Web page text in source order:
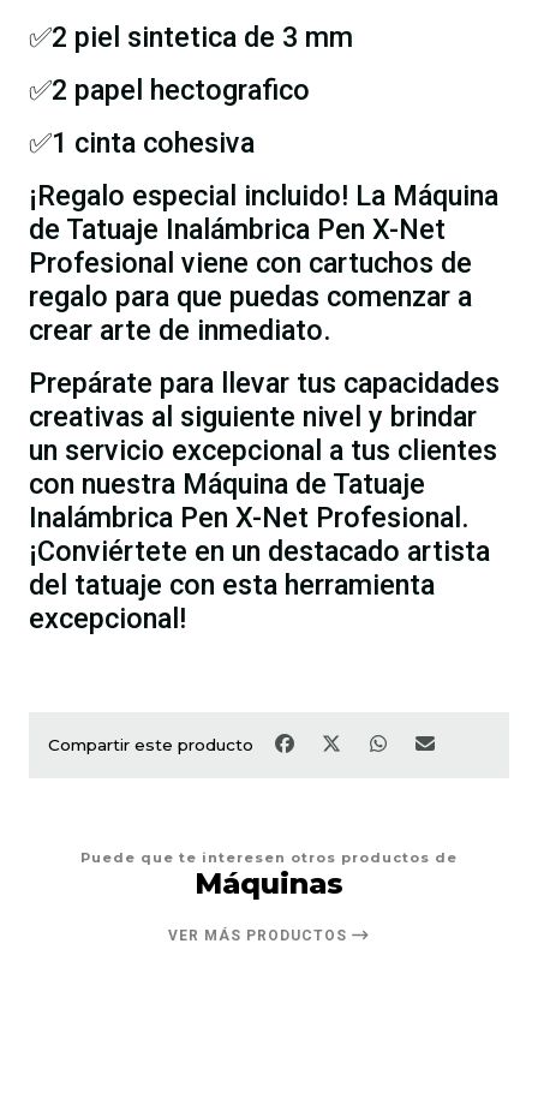
✅2 piel sintetica de 3 mm
✅2 papel hectografico
✅1 cinta cohesiva
¡Regalo especial incluido! La Máquina
de Tatuaje Inalámbrica Pen X-Net
Profesional viene con cartuchos de
regalo para que puedas comenzar a
crear arte de inmediato.
Prepárate para llevar tus capacidades
creativas al siguiente nivel y brindar
un servicio excepcional a tus clientes
con nuestra Máquina de Tatuaje
Inalámbrica Pen X-Net Profesional.
¡Conviértete en un destacado artista
del tatuaje con esta herramienta
excepcional!
Compartir este producto
Puede que te interesen otros productos de
Máquinas
VER MÁS PRODUCTOS